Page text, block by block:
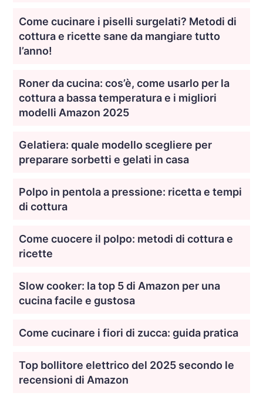
Come cucinare i piselli surgelati? Metodi di
cottura e ricette sane da mangiare tutto
l’anno!
Roner da cucina: cos’è, come usarlo per la
cottura a bassa temperatura e i migliori
modelli Amazon 2025
Gelatiera: quale modello scegliere per
preparare sorbetti e gelati in casa
Polpo in pentola a pressione: ricetta e tempi
di cottura
Come cuocere il polpo: metodi di cottura e
ricette
Slow cooker: la top 5 di Amazon per una
cucina facile e gustosa
Come cucinare i fiori di zucca: guida pratica
Top bollitore elettrico del 2025 secondo le
recensioni di Amazon